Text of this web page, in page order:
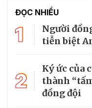
ĐỌC NHIỀU
1
Người
tiễn biệt
2
Ký ức của
thành
đồng đội